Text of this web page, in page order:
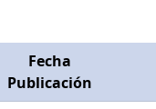
Fecha
Publicación